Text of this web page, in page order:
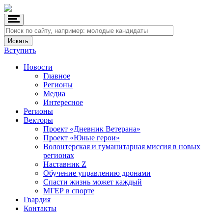
Вступить
Новости
Главное
Регионы
Медиа
Интересное
Регионы
Векторы
Проект «Дневник Ветерана»
Проект «Юные герои»
Волонтерская и гуманитарная миссия в новых
регионах
Наставник Z
Обучение управлению дронами
Спасти жизнь может каждый
МГЕР в спорте
Гвардия
Контакты